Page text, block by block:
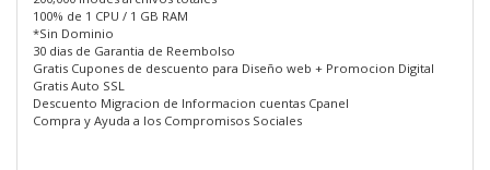
100% de 1 CPU / 1 GB RAM
*Sin Dominio
30 dias de Garantia de Reembolso
Gratis Cupones de descuento para Diseño web + Promocion Digital
Gratis Auto SSL
Descuento Migracion de Informacion cuentas Cpanel
Compra y Ayuda a los Compromisos Sociales